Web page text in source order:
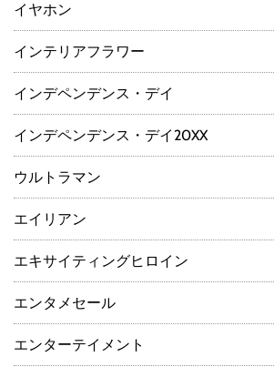
イヤホン
インテリアフラワー
インデペンデンス・デイ
インデペンデンス・デイ20XX
ウルトラマン
エイリアン
エキサイティングヒロイン
エンタメセール
エンターテイメント